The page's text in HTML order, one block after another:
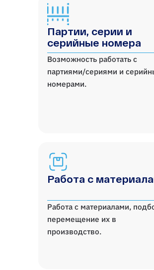
Партии, серии и
серийные номера
Возможность работать с
партиями/сериями и
номерами.
Работа с
Работа с материалами,
перемещение их в
производство.